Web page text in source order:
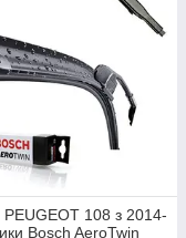
108 з 2014-
Bosch AeroTwin